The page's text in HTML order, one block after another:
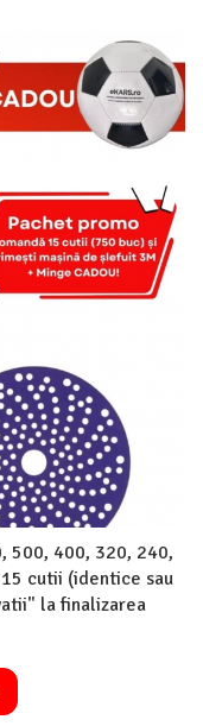
500, 400, 320, 240,
cutii (identice sau
la finalizarea